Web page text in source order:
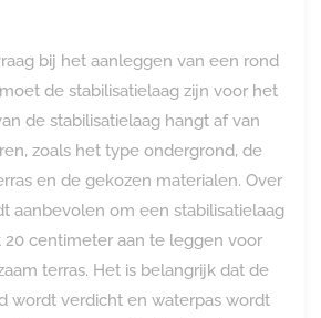
bij het aanleggen van een rond
de stabilisatielaag zijn voor het
de stabilisatielaag hangt af van
zoals het type ondergrond, de
en de gekozen materialen. Over
aanbevolen om een stabilisatielaag
20 centimeter aan te leggen voor
terras. Het is belangrijk dat de
wordt verdicht en waterpas wordt